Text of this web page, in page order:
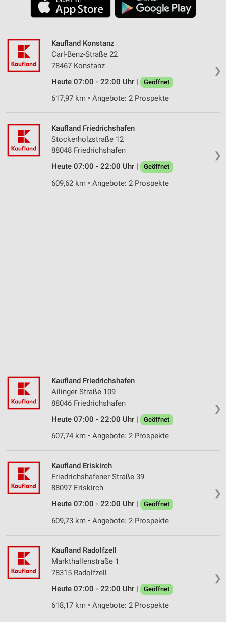
❯
Kaufland Konstanz
Carl-Benz-Straße 22
78467 Konstanz
Heute 07:00 - 22:00 Uhr |
Geöffnet
617,97 km • Angebote: 2 Prospekte
❯
Kaufland Friedrichshafen
Stockerholzstraße 12
88048 Friedrichshafen
Heute 07:00 - 22:00 Uhr |
Geöffnet
609,62 km • Angebote: 2 Prospekte
❯
Kaufland Friedrichshafen
Ailinger Straße 109
88046 Friedrichshafen
Heute 07:00 - 22:00 Uhr |
Geöffnet
607,74 km • Angebote: 2 Prospekte
❯
Kaufland Eriskirch
Friedrichshafener Straße 39
88097 Eriskirch
Heute 07:00 - 22:00 Uhr |
Geöffnet
609,73 km • Angebote: 2 Prospekte
❯
Kaufland Radolfzell
Markthallenstraße 1
78315 Radolfzell
Heute 07:00 - 22:00 Uhr |
Geöffnet
618,17 km • Angebote: 2 Prospekte